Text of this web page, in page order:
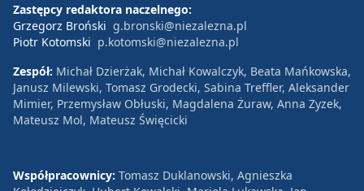
Zastępcy redaktora naczelnego:
Grzegorz Broński g.bronski@niezalezna.pl
Piotr Kotomski p.kotomski@niezalezna.pl
Zespół: Michał Dzierżak, Michał Kowalczyk, Beata Mańkowska,
Janusz Milewski, Tomasz Grodecki, Sabina Treffler, Aleksander
Mimier, Przemysław Obłuski, Magdalena Żuraw, Anna Zyzek,
Mateusz Mol, Mateusz Święcicki
Współpracownicy: Tomasz Duklanowski, Agnieszka